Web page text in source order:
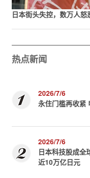
日本街头失控，数万人怒
热点新闻
2026/7/6
永住门槛再收紧
2026/7/6
日本科技股成全
近10万亿日元